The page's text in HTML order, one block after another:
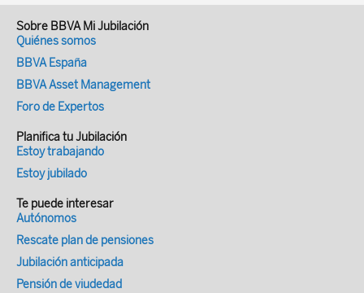
Sobre BBVA Mi Jubilación
Quiénes somos
BBVA España
BBVA Asset Management
Foro de Expertos
Planifica tu Jubilación
Estoy trabajando
Estoy jubilado
Te puede interesar
Autónomos
Rescate plan de pensiones
Jubilación anticipada
Pensión de viudedad